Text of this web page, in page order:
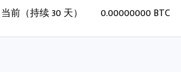
当前（持续 30 天） 0.00000000 BTC